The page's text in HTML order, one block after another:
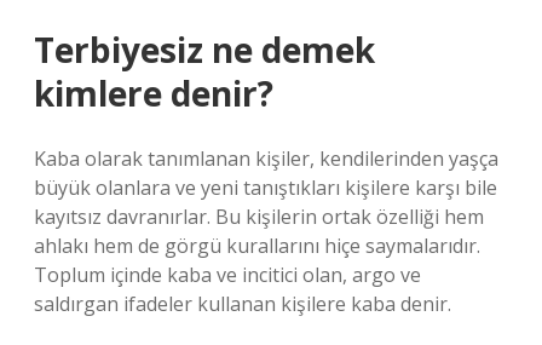
Terbiyesiz ne demek
kimlere denir?
Kaba olarak tanımlanan kişiler, kendilerinden yaşça
büyük olanlara ve yeni tanıştıkları kişilere karşı bile
kayıtsız davranırlar. Bu kişilerin ortak özelliği hem
ahlakı hem de görgü kurallarını hiçe saymalarıdır.
Toplum içinde kaba ve incitici olan, argo ve
saldırgan ifadeler kullanan kişilere kaba denir.